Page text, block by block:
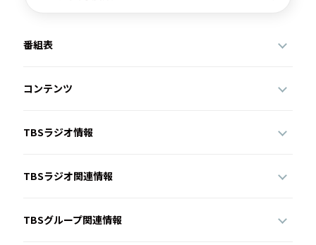
番組表
コンテンツ
TBSラジオ情報
TBSラジオ関連情報
TBSグループ関連情報